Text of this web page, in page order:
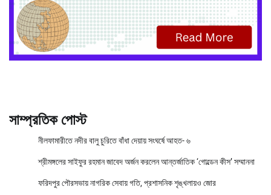
সাম্প্রতিক পোস্ট
নীলফামারীতে নদীর বালু চুরিতে বাঁধা দেয়ায় সংঘর্ষে আহত- ৬
শ্রীমঙ্গলের সাইফুর রহমান জাবেদ অর্জন করলেন আন্তর্জাতিক ‘গোল্ডেন কীস’ সম্মাননা
ফরিদপুর পৌরসভায় নাগরিক সেবায় গতি, প্রশাসনিক শৃঙ্খলায়ও জোর